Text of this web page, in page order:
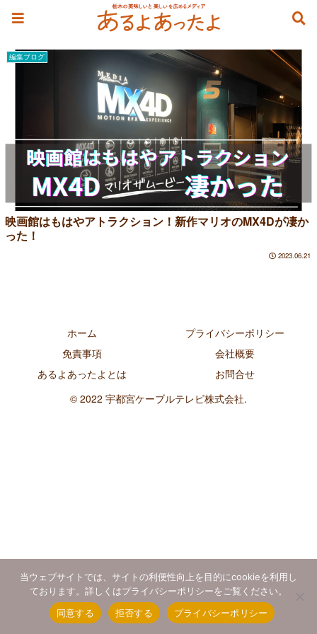
TOHOシネマズ宇都宮
編集ブログ
映画館はもはやアトラクション！新作マリオのMX4Dが凄か
った！
2023.06.21
ホーム
プライバシーポリシー
免責事項
会社概要
あるよあったよとは
お問合せ
© 2022 宇都宮ケーブルテレビ株式会社.
当ウェブサイトでは、サイトの利便性向上を目的にcookieを利用し
ております。詳しくはプライバシーポリシーをご覧ください。
同意する
拒否する プライバシーポリシー